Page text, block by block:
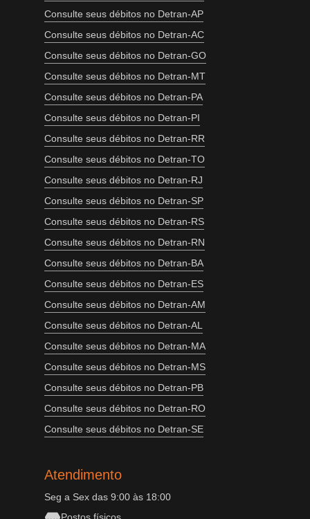
Consulte seus débitos no Detran-AP
Consulte seus débitos no Detran-AC
Consulte seus débitos no Detran-GO
Consulte seus débitos no Detran-MT
Consulte seus débitos no Detran-PA
Consulte seus débitos no Detran-PI
Consulte seus débitos no Detran-RR
Consulte seus débitos no Detran-TO
Consulte seus débitos no Detran-RJ
Consulte seus débitos no Detran-SP
Consulte seus débitos no Detran-RS
Consulte seus débitos no Detran-RN
Consulte seus débitos no Detran-BA
Consulte seus débitos no Detran-ES
Consulte seus débitos no Detran-AM
Consulte seus débitos no Detran-AL
Consulte seus débitos no Detran-MA
Consulte seus débitos no Detran-MS
Consulte seus débitos no Detran-PB
Consulte seus débitos no Detran-RO
Consulte seus débitos no Detran-SE
Atendimento
Seg a Sex das 9:00 às 18:00